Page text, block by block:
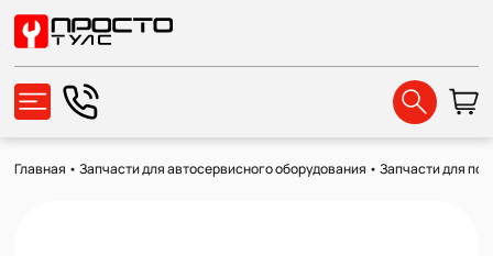
Главная •Запчасти для автосервисного оборудования •Запчасти для